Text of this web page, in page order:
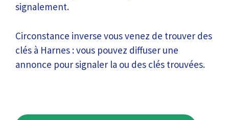
signalement.
Circonstance inverse vous venez de trouver des
clés à Harnes : vous pouvez diffuser une
annonce pour signaler la ou des clés trouvées.